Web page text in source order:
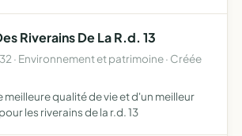
Riverains De La R.d. 13
· Environnement et patrimoine · Créée
qualité de vie et d'un meilleur
les riverains de la r.d. 13